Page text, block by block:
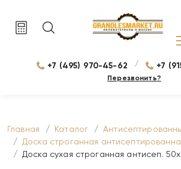
+7 (495) 970-45-62 / +7
Перезвонить?
Главная Каталог
Доска строганная
Доска сухая строганная антисеп.